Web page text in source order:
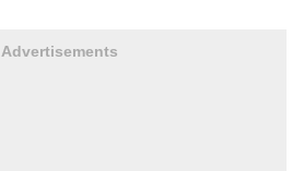
Advertisements